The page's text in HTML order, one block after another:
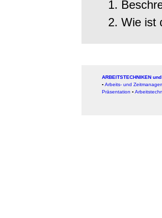
Wie ist
ARBEITSTECHNIKEN
▪ Arbeits- und
Präsentation ▪